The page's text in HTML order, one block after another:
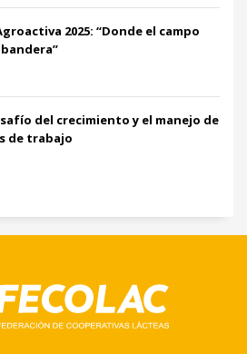
2025: “Donde el campo
del crecimiento y el manejo de
de trabajo